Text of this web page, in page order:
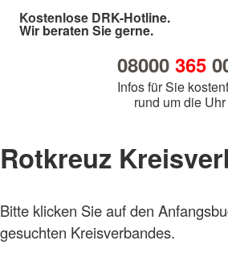
Kostenlose DRK-Hotline.
Wir beraten Sie gerne.
08000 365
Infos für Sie
rund um die Uhr
Rotkreuz
Bitte klicken Sie auf den
gesuchten Kreisverbandes.